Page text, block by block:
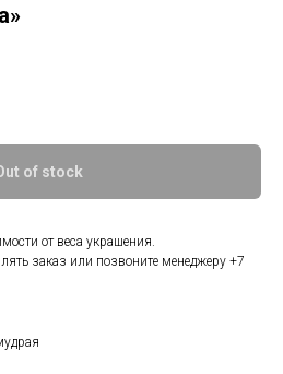
of stock
от веса украшения.
заказ или позвоните менеджеру +7